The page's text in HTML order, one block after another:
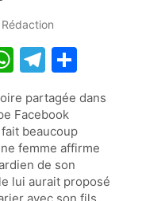
W
at
s
A
p
T
el
e
gr
a
m
ta
g
er
partagée dans
Facebook
beaucoup
femme affirme
de son
lui aurait proposé
avec son fils